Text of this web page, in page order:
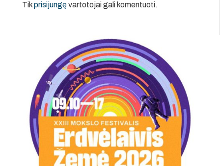
Tikprisijungęvartotojai gali komentuoti.